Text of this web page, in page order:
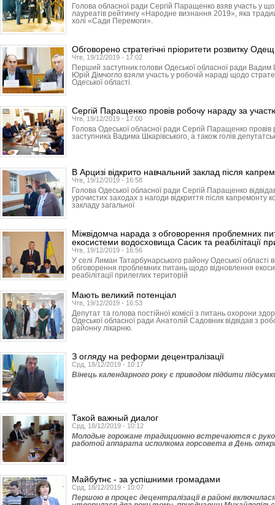
Голова обласної ради Сергій Паращенко взяв участь у
лауреатів рейтингу «Народне визнання 2019», яка
холі «Сади Перемоги».
Обговорено стратегічні пріоритети розвитку
Чтв, 19/12/2019 - 17:02
Перший заступник голови Одеської обласної ради Вадим
Юрій Дімчогло взяли участь у робочій нараді щодо
Одеської області.
Сергій Паращенко провів робочу нараду за
Чтв, 19/12/2019 - 17:00
Голова Одеської обласної ради Сергій Паращенко
заступника Вадима Шкарівського, а також голів
В Арцизі відкрито навчальний заклад після
Чтв, 19/12/2019 - 16:58
Голова Одеської обласної ради Сергій Паращенко
урочистих заходах з нагоди відкриття після капремонту
закладу загальної
Міжвідомча нарада з обговорення проблемних
екосистеми водосховища Сасик та реабілітації
Чтв, 19/12/2019 - 16:56
У селі Лиман Татарбунарського району Одеської області
обговорення проблемних питань щодо відновлення
реабілітації прилеглих територій
Мають великий потенціал
Чтв, 19/12/2019 - 16:53
Депутат та голова постійної комісії з питань охорони
Одеської обласної ради Анатолій Садовник відвідав з
районну лікарню.
З огляду на реформи децентралізації
Срд, 18/12/2019 - 10:17
Вінець календарного року є приводом підбити
Такой важный диалог
Срд, 18/12/2019 - 10:12
Молодые горожане традиционно встречаются с
работой аппарата исполкома горсовета в День
Майбутнє - за успішними громадами
Срд, 18/12/2019 - 10:07
Першою в процес децентралізації в районі